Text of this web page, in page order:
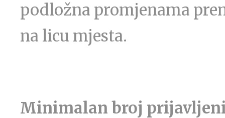
podložna promjenama
na licu mjesta.
Minimalan broj